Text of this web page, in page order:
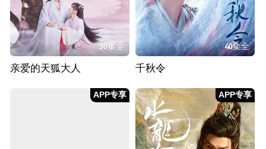
30集全
亲爱的天狐大人
40集全
千秋令
APP专享 APP专享